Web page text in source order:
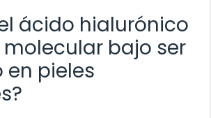
ácido hialurónico
bajo ser
en pieles